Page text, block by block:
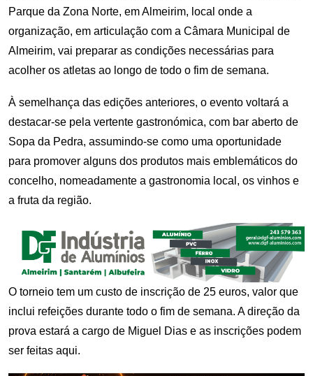
Parque da Zona Norte, em Almeirim, local onde a
organização, em articulação com a Câmara Municipal de
Almeirim, vai preparar as condições necessárias para
acolher os atletas ao longo de todo o fim de semana.
À semelhança das edições anteriores, o evento voltará a
destacar-se pela vertente gastronómica, com bar aberto de
Sopa da Pedra, assumindo-se como uma oportunidade
para promover alguns dos produtos mais emblemáticos do
concelho, nomeadamente a gastronomia local, os vinhos e
a fruta da região.
O torneio tem um custo de inscrição de 25 euros, valor que
inclui refeições durante todo o fim de semana. A direção da
prova estará a cargo de Miguel Dias e as inscrições podem
ser feitas aqui.